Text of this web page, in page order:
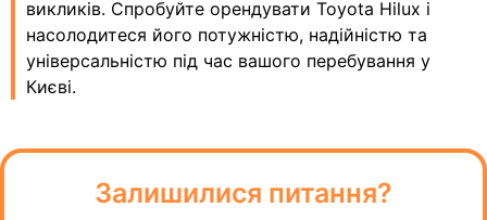
викликів. Спробуйте орендувати Toyota Hilux і
насолодитеся його потужністю, надійністю та
універсальністю під час вашого перебування у
Києві.
Залишилися питання?